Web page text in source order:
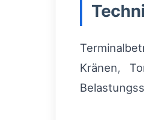
Kränen,